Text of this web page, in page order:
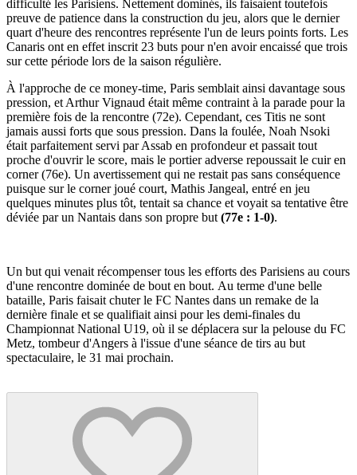
difficulté les Parisiens. Nettement dominés, ils faisaient toutefois
preuve de patience dans la construction du jeu, alors que le dernier
quart d'heure des rencontres représente l'un de leurs points forts. Les
Canaris ont en effet inscrit 23 buts pour n'en avoir encaissé que trois
sur cette période lors de la saison régulière.
À l'approche de ce money-time, Paris semblait ainsi davantage sous
pression, et Arthur Vignaud était même contraint à la parade pour la
première fois de la rencontre (72e). Cependant, ces Titis ne sont
jamais aussi forts que sous pression. Dans la foulée, Noah Nsoki
était parfaitement servi par Assab en profondeur et passait tout
proche d'ouvrir le score, mais le portier adverse repoussait le cuir en
corner (76e). Un avertissement qui ne restait pas sans conséquence
puisque sur le corner joué court, Mathis Jangeal, entré en jeu
quelques minutes plus tôt, tentait sa chance et voyait sa tentative être
déviée par un Nantais dans son propre but (77e : 1-0).
Un but qui venait récompenser tous les efforts des Parisiens au cours
d'une rencontre dominée de bout en bout. Au terme d'une belle
bataille, Paris faisait chuter le FC Nantes dans un remake de la
dernière finale et se qualifiait ainsi pour les demi-finales du
Championnat National U19, où il se déplacera sur la pelouse du FC
Metz, tombeur d'Angers à l'issue d'une séance de tirs au but
spectaculaire, le 31 mai prochain.